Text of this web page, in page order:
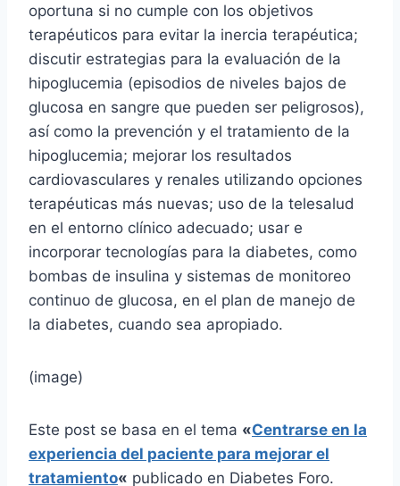
oportuna si no cumple con los objetivos
terapéuticos para evitar la inercia terapéutica;
discutir estrategias para la evaluación de la
hipoglucemia (episodios de niveles bajos de
glucosa en sangre que pueden ser peligrosos),
así como la prevención y el tratamiento de la
hipoglucemia; mejorar los resultados
cardiovasculares y renales utilizando opciones
terapéuticas más nuevas; uso de la telesalud
en el entorno clínico adecuado; usar e
incorporar tecnologías para la diabetes, como
bombas de insulina y sistemas de monitoreo
continuo de glucosa, en el plan de manejo de
la diabetes, cuando sea apropiado.
(image)
Este post se basa en el tema «Centrarse en la
experiencia del paciente para mejorar el
tratamiento« publicado en Diabetes Foro.